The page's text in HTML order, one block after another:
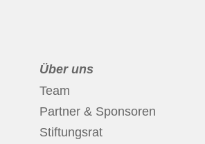
Über uns
Team
Partner & Sponsoren
Stiftungsrat